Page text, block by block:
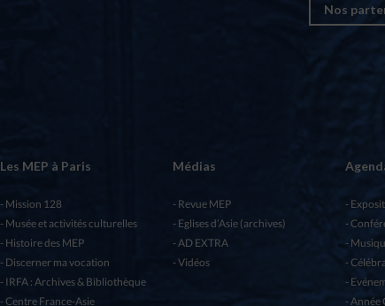
Nos
Les MEP à Paris
Mission 128
Musée et activités culturelles
Histoire des MEP
Discerner ma vocation
IRFA : Archives & Bibliothèque
Centre France-Asie
Médias
Revue MEP
Eglises d’Asie (archives)
AD EXTRA
Vidéos
Année